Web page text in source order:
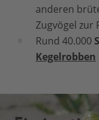
anderen
Zugvögel zur
Rund 40.000
Kegelrobben